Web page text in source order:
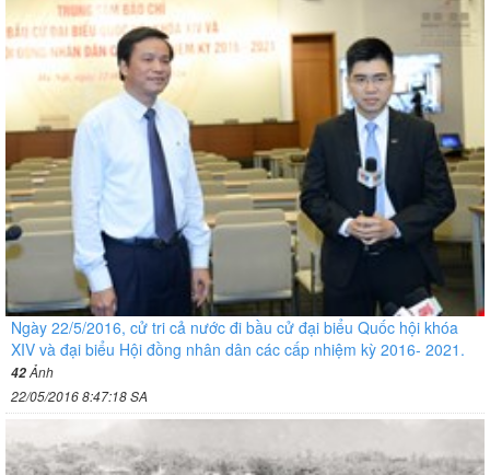
Ngày 22/5/2016, cử tri cả nước đi bầu cử đại biểu Quốc hội khóa
XIV và đại biểu Hội đồng nhân dân các cấp nhiệm kỳ 2016- 2021.
42Ảnh
22/05/2016 8:47:18 SA